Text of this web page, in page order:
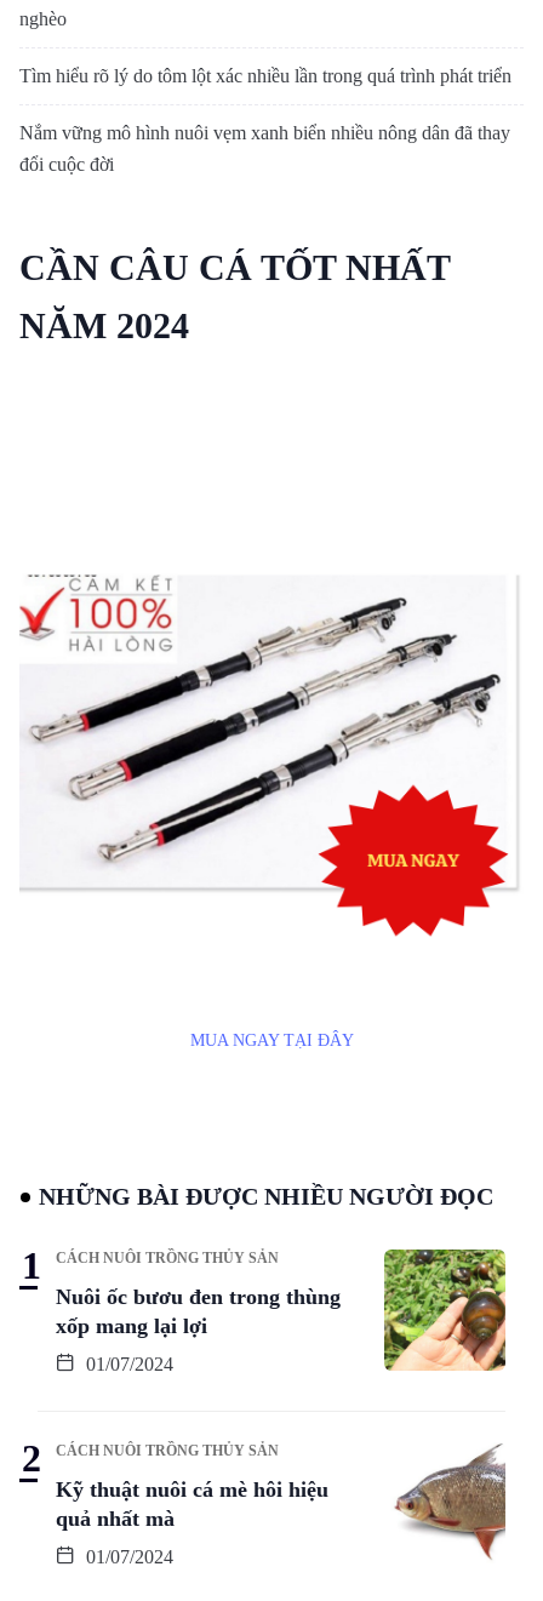
nghèo
Tìm hiểu rõ lý do tôm lột xác nhiều lần trong quá trình phát triển
Nắm vững mô hình nuôi vẹm xanh biển nhiều nông dân đã thay
đổi cuộc đời
CẦN CÂU CÁ TỐT NHẤT
NĂM 2024
MUA NGAY TẠI ĐÂY
NHỮNG BÀI ĐƯỢC NHIỀU NGƯỜI ĐỌC
CÁCH NUÔI TRỒNG THỦY SẢN
Nuôi ốc bươu đen trong thùng
xốp mang lại lợi
01/07/2024
CÁCH NUÔI TRỒNG THỦY SẢN
Kỹ thuật nuôi cá mè hôi hiệu
quả nhất mà
01/07/2024